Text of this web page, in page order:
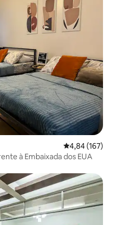
4,84 de uma
4,84 (167)
à Embaixada dos EUA
dos hóspedes